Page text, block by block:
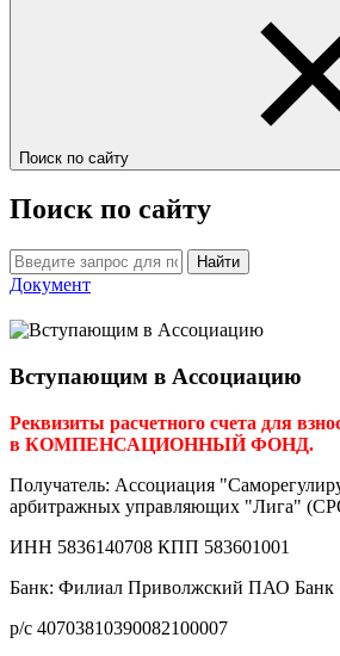
Поиск по сайту
Поиск по сайту
Найти
Документ
Вступающим в Ассоциацию
Реквизиты расчетного счета для
в КОМПЕНСАЦИОННЫЙ ФОНД.
Получатель: Ассоциация
арбитражных управляющих "Лига"
ИНН 5836140708 КПП 583601001
Банк: Филиал Приволжский ПАО
р/с 40703810390082100007